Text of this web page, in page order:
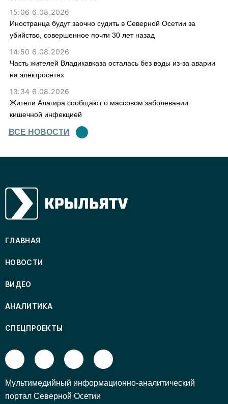
15:06 6.08.2026
Иностранца будут заочно судить в Северной Осетии за
убийство, совершенное почти 30 лет назад
14:50 6.08.2026
Часть жителей Владикавказа осталась без воды из-за аварии
на электросетях
13:34 6.08.2026
Жители Алагира сообщают о массовом заболевании
кишечной инфекцией
ВСЕ НОВОСТИ
ГЛАВНАЯ
НОВОСТИ
ВИДЕО
АНАЛИТИКА
СПЕЦПРОЕКТЫ
Mультимедийный информационно-аналитический
портал Северной Осетии